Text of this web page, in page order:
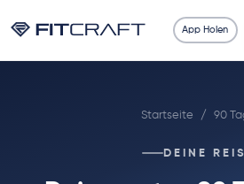
App Holen
Startseite / 90
DEINE